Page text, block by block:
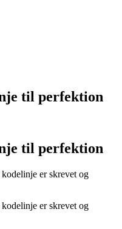
til perfektion
til perfektion
er skrevet og
er skrevet og